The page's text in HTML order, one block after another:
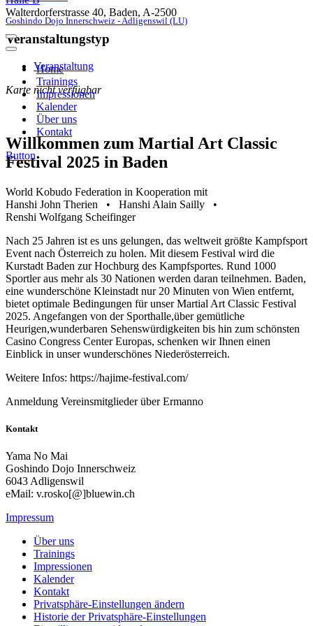
Goshindo Dojo Innerschweiz - Adligenswil (LU)
Navigations-
Menü
Navigations-
Menü
Home
Trainings
Impressionen
Kalender
Über uns
Kontakt
Button
Walterdorferstrasse 40, Baden, A-2500
Veranstaltungstyp
Veranstaltung
Karte nicht verfügbar
Willkommen zum Martial Art Classic
Festival 2025 in Baden
World Kobudo Federation in Kooperation mit
Hanshi John Therien • Hanshi Alain Sailly •
Renshi Wolfgang Scheifinger
Nach 25 Jahren ist es uns gelungen, das weltweit größte Kampfsport
Event nach Österreich zu holen. Mit diesem Festival wird die
Kurstadt Baden zur Hochburg des Kampfsportes. Rund 1000
Sportler aus mehr als 30 Nationen werden daran teilnehmen. Baden,
eine wunderschöne Kleinstadt nur 20 Minuten von Wien entfernt,
bietet optimale Bedingungen für unser Martial Art Classic Festival
2025. Angefangen von der Sporthalle,über gemütliche
Heurigen,wunderbaren Sehenswürdigkeiten bis hin zum schönsten
Casino Congress Center Europas, schenken wir Ihnen einen
Einblick in unser wunderschönes Niederösterreich.
Weitere Infos: https://hajime-festival.com/
Anmeldung Vereinsmitglieder über Ermanno
Kontakt
Yama No Mai
Goshindo Dojo Innerschweiz
6043 Adligenswil
eMail: v.rosko[@]bluewin.ch
Impressum
Über uns
Trainings
Impressionen
Kalender
Kontakt
Privatsphäre-Einstellungen ändern
Historie der Privatsphäre-Einstellungen